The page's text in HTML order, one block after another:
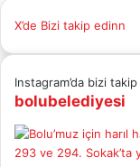
X’de Bizi takip edinn
Instagram’da bizi
bolubelediyesi